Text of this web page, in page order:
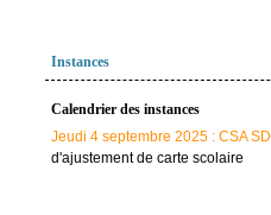
Instances
Calendrier des instances
Jeudi 4 septembre 2025 : CSA SD
d'ajustement de carte scolaire